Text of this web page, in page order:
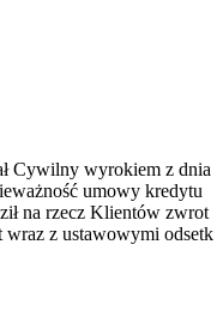
Cywilny wyrokiem z dnia
umowy kredytu
na rzecz Klientów zwrot
wraz z ustawowymi odsetk